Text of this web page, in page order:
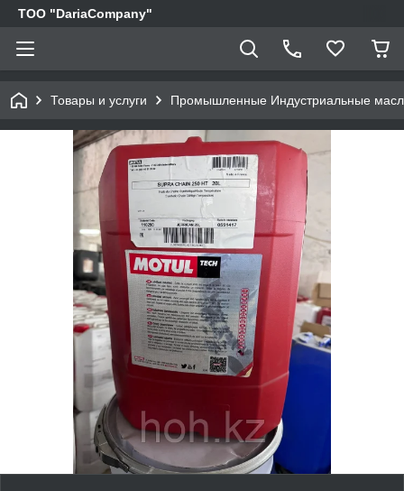
TOO "DariaCompany"
Товары и услуги Промышленные Индустриальные